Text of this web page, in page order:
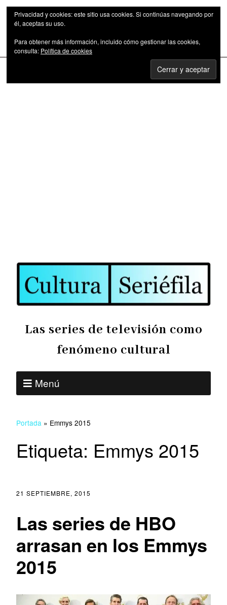
Las series de televisión como fenómeno cultural
Las series de televisión como
fenómeno cultural
Menú
Portada » Emmys 2015
Etiqueta: Emmys 2015
21 SEPTIEMBRE, 2015
Las series de HBO
arrasan en los Emmys
2015
Privacidad y cookies: este sitio usa cookies. Si continúas navegando por
él, aceptas su uso.
Para obtener más información, incluido cómo gestionar las cookies,
consulta: Política de cookies